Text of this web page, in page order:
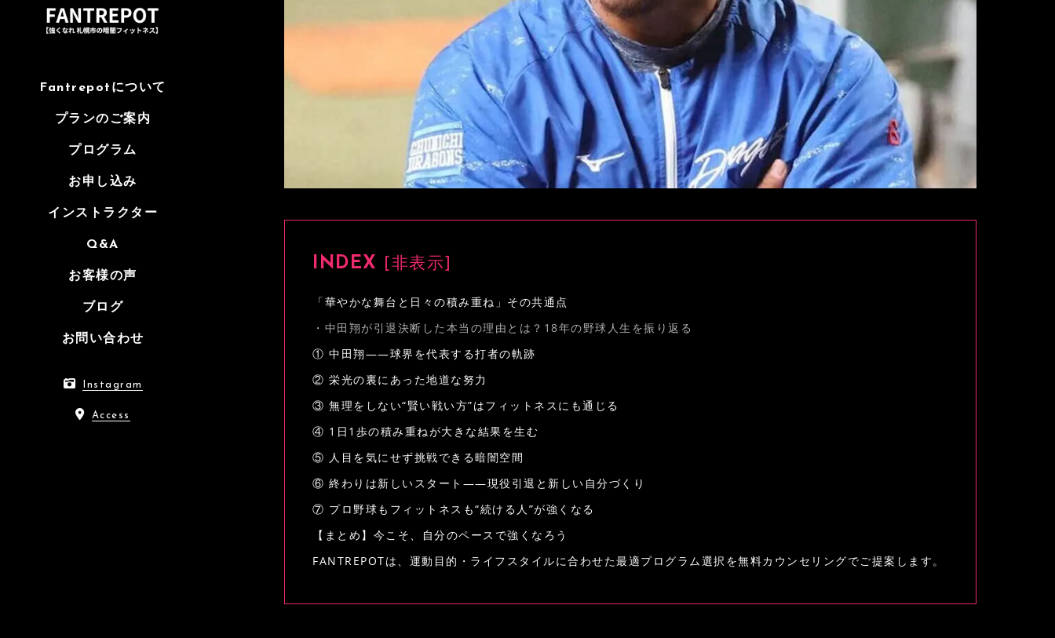
Fantrepotについて
プランのご案内
プログラム
お申し込み
インストラクター
Q&A
お客様の声
ブログ
お問い合わせ
Instagram
Access
INDEX 非表示
「華やかな舞台と日々の積み重ね」その共通点
中田翔が引退決断した本当の理由とは？18年の野球人生を振り返る
① 中田翔——球界を代表する打者の軌跡
② 栄光の裏にあった地道な努力
③ 無理をしない“賢い戦い方”はフィットネスにも通じる
④ 1日1歩の積み重ねが大きな結果を生む
⑤ 人目を気にせず挑戦できる暗闇空間
⑥ 終わりは新しいスタート——現役引退と新しい自分づくり
⑦ プロ野球もフィットネスも“続ける人”が強くなる
【まとめ】今こそ、自分のペースで強くなろう
FANTREPOTは、運動目的・ライフスタイルに合わせた最適プログラム選択を無料カウンセリングでご提案します。